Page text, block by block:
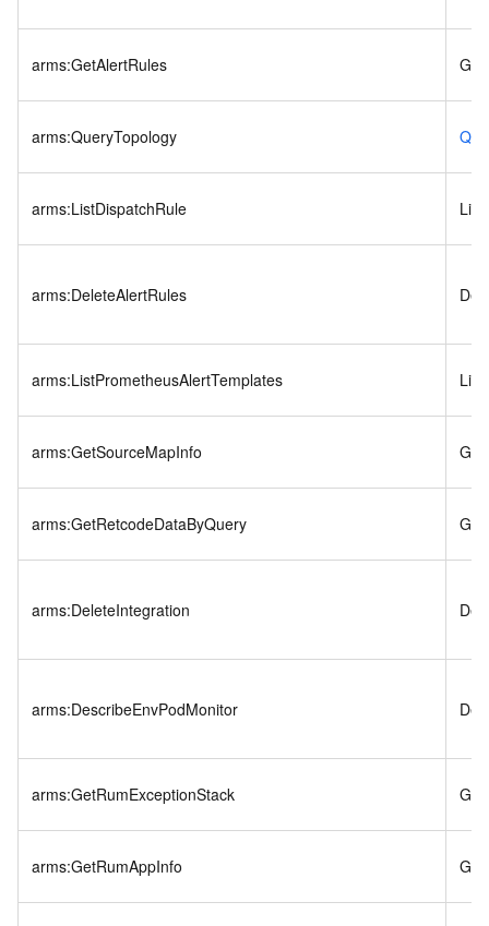
arms:GetAlertRules
arms:QueryTopology
arms:ListDispatchRule
arms:DeleteAlertRules
arms:ListPrometheusAlertTemplates
arms:GetSourceMapInfo
arms:GetRetcodeDataByQuery
arms:DeleteIntegration
arms:DescribeEnvPodMonitor
arms:GetRumExceptionStack
arms:GetRumAppInfo